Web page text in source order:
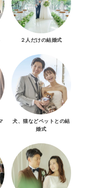
２人だけの結婚式
犬、猫などペットとの結
婚式